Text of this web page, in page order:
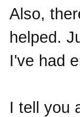
Also,
helped.
I've had
I tell you